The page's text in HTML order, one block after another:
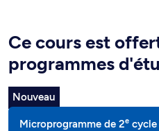
Ce cours est
programmes
Nouveau
Microprogramme de 2e cycle